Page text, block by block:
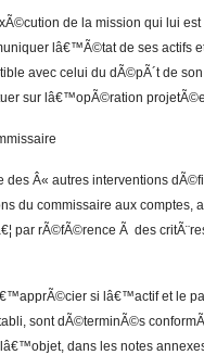
de la mission qui lui
lâ€™Ã©tat de ses actifs
avec celui du dÃ©pÃ´t de
sur lâ€™opÃ©ration
des Â« autres interventions
du commissaire aux comptes,
par rÃ©fÃ©rence Ã des
si lâ€™actif et le
sont dÃ©terminÃ©s
dans les notes